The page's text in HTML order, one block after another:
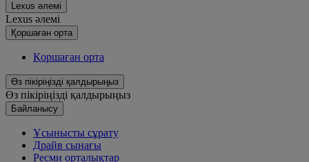
Lexus әлемі
Lexus әлемі
Қoршаған орта
Қoршаған орта
Өз пікіріңізді қалдырыңыз
Өз пікіріңізді қалдырыңыз
Байланысу
Ұсынысты сұрату
Драйв сынағы
Ресми орталықтар